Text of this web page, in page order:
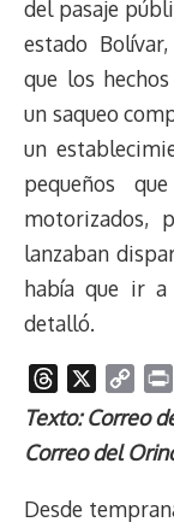
del pasaje
estado
que los
un saqueo
un
pequeños
motorizados,
lanzaban
había que ir a
detalló.
h
e
o
y
Texto: Correo
Correo del
Desde